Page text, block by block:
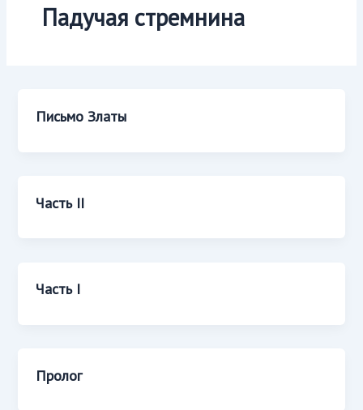
Падучая стремнина
Письмо Златы
Часть II
Часть I
Пролог